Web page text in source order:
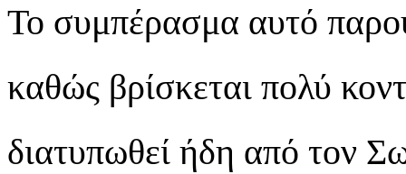
Το συμπέρασμα αυτό
καθώς βρίσκεται πολύ
διατυπωθεί ήδη από τον